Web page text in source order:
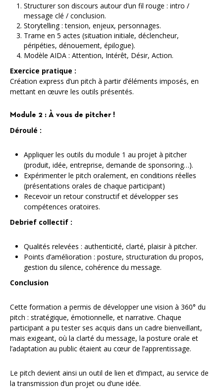
Structurer son discours autour d’un fil rouge : intro /
message clé / conclusion.
Storytelling : tension, enjeux, personnages.
Trame en 5 actes (situation initiale, déclencheur,
péripéties, dénouement, épilogue).
Modèle AIDA : Attention, Intérêt, Désir, Action.
Exercice pratique :
Création express d’un pitch à partir d’éléments imposés, en
mettant en œuvre les outils présentés.
Module 2 : À vous de pitcher !
Déroulé :
Appliquer les outils du module 1 au projet à pitcher
(produit, idée, entreprise, demande de sponsoring…).
Expérimenter le pitch oralement, en conditions réelles
(présentations orales de chaque participant)
Recevoir un retour constructif et développer ses
compétences oratoires.
Debrief collectif :
Qualités relevées : authenticité, clarté, plaisir à pitcher.
Points d’amélioration : posture, structuration du propos,
gestion du silence, cohérence du message.
Conclusion
Cette formation a permis de développer une vision à 360° du
pitch : stratégique, émotionnelle, et narrative. Chaque
participant a pu tester ses acquis dans un cadre bienveillant,
mais exigeant, où la clarté du message, la posture orale et
l’adaptation au public étaient au cœur de l’apprentissage.
Le pitch devient ainsi un outil de lien et d’impact, au service de
la transmission d’un projet ou d’une idée.